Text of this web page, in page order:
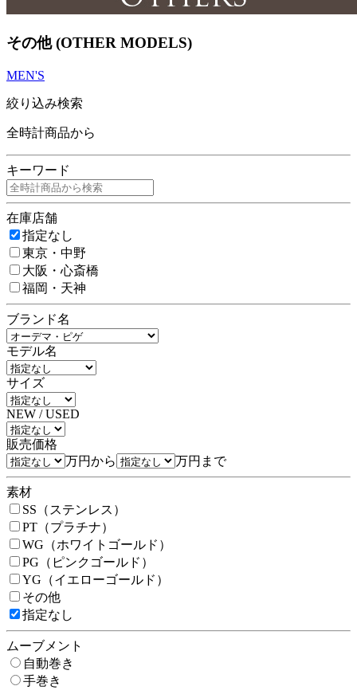
その他 (OTHER MODELS)
MEN'S
絞り込み検索
全時計商品から
キーワード
在庫店舗
指定なし
東京・中野
大阪・心斎橋
福岡・天神
ブランド名
モデル名
サイズ
NEW / USED
販売価格
万円から
万円まで
素材
SS（ステンレス）
PT（プラチナ）
WG（ホワイトゴールド）
PG（ピンクゴールド）
YG（イエローゴールド）
その他
指定なし
ムーブメント
自動巻き
手巻き